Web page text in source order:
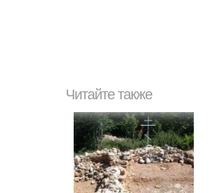
Читайте также